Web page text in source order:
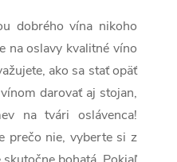
dobrého vína nikoho
na oslavy kvalitné víno
ako sa stať opäť
darovať aj stojan,
na tvári oslávenca!
prečo nie, vyberte si z